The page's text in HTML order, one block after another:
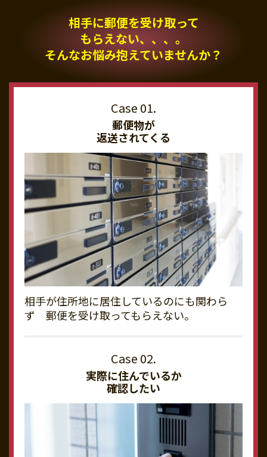
相手に郵便を受け取って
もらえない、、、。
そんなお悩み抱えていませんか？
郵便物が
返送されてくる
相手が住所地に居住しているのにも関わら
ず 郵便を受け取ってもらえない。
実際に住んでいるか
確認したい